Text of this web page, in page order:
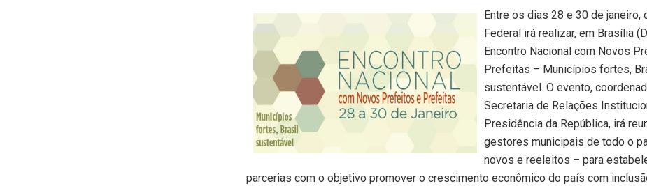
Entre os dias 28 e 30 de janeiro,
Federal irá realizar, em Brasília
Encontro Nacional com Novos
Prefeitas – Municípios fortes,
sustentável. O evento,
Secretaria de Relações
Presidência da República, irá
gestores municipais de todo o
novos e reeleitos – para
parcerias com o objetivo promover o crescimento econômico do país com